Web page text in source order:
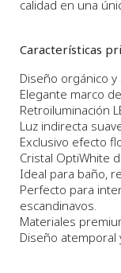
calidad en una
Características
Diseño orgánico
Elegante marco
Retroiluminación
Luz indirecta
Exclusivo efecto
Cristal OptiWhite
Ideal para baño,
Perfecto para
escandinavos.
Materiales
Diseño atemporal